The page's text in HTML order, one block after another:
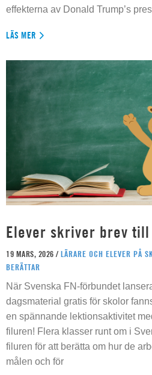
effekterna av Donald Trump’s
LÄS MER
Elever skriver brev
19 MARS, 2026 / LÄRARE OCH ELEVER PÅ
BERÄTTAR
När Svenska FN-förbundet
dagsmaterial gratis för skolor
en spännande lektionsaktivitet
filuren! Flera klasser runt om i
filuren för att berätta om hur de
målen och för